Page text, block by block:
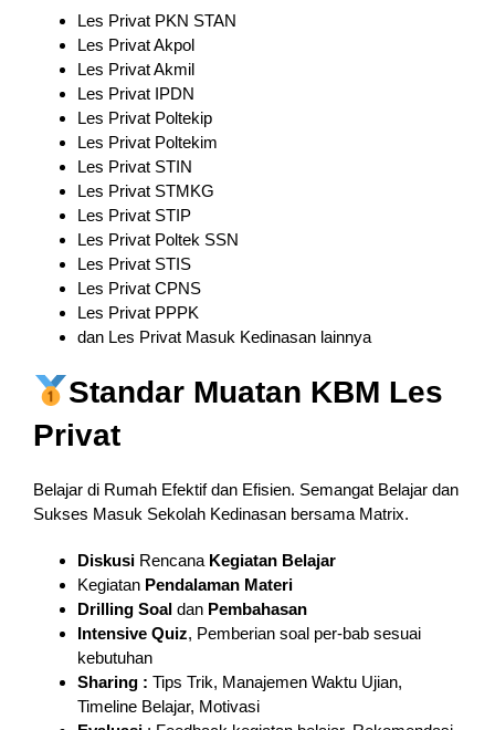
Les Privat PKN STAN
Les Privat Akpol
Les Privat Akmil
Les Privat IPDN
Les Privat Poltekip
Les Privat Poltekim
Les Privat STIN
Les Privat STMKG
Les Privat STIP
Les Privat Poltek SSN
Les Privat STIS
Les Privat CPNS
Les Privat PPPK
dan Les Privat Masuk Kedinasan lainnya
Standar Muatan KBM Les
Privat
Belajar di Rumah Efektif dan Efisien. Semangat Belajar dan
Sukses Masuk Sekolah Kedinasan bersama Matrix.
Diskusi Rencana Kegiatan Belajar
Kegiatan Pendalaman Materi
Drilling Soaldan Pembahasan
Intensive Quiz, Pemberian soal per-bab sesuai
kebutuhan
Sharing : Tips Trik, Manajemen Waktu Ujian,
Timeline Belajar, Motivasi